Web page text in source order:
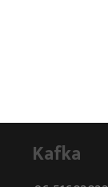
Kafka